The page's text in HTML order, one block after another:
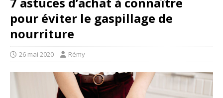
pour éviter le gaspillage de
nourriture
26 mai 2020 Rémy